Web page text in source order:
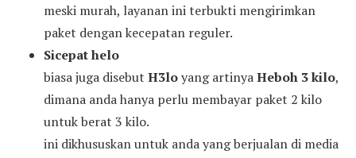
meski murah, layanan ini terbukti mengirimkan
paket dengan kecepatan reguler.
Sicepat helo
biasa juga disebut H3loyang artinyaHeboh 3 kilo,
dimana anda hanya perlu membayar paket 2 kilo
untuk berat 3 kilo.
ini dikhususkan untuk anda yang berjualan di media